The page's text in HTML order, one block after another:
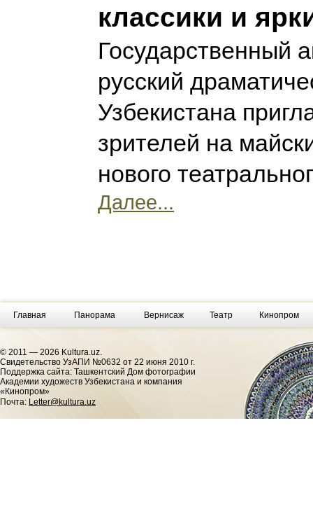
классики и
Государственный
русский
Узбекистана
зрителей на
нового
Далее...
Главная Панорама Вернисаж Театр Кинопром
© 2011 — 2026 Kultura.uz.
Cвидетельство УзАПИ №0632 от 22 июня 2010 г.
Поддержка сайта: Ташкентский Дом фотографии
Академии художеств Узбекистана и компания
«Кинопром»
Почта: Letter@kultura.uz